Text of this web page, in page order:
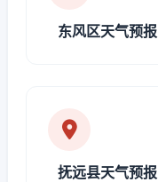
东风区天气预报
抚远县天气预报